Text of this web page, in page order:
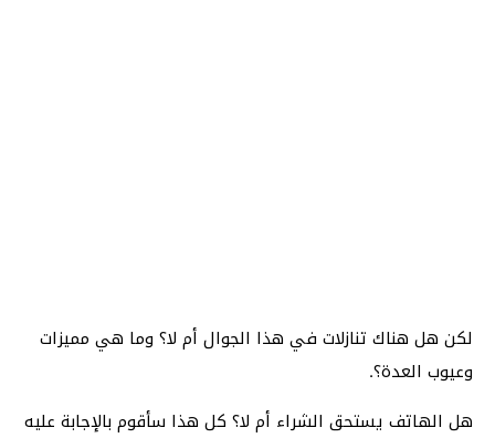
لكن هل هناك تنازلات في هذا الجوال أم لا؟ وما هي مميزات
وعيوب العدة؟.
هل الهاتف يستحق الشراء أم لا؟ كل هذا سأقوم بالإجابة عليه